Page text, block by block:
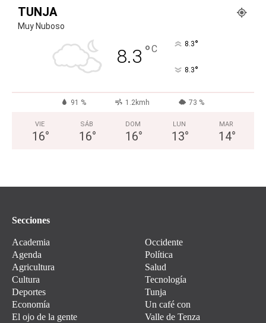
TUNJA
Muy Nuboso
8.3 °C 8.3°
8.3°
91 % 1.2kmh 73 %
VIE
16°
SÁB
16°
DOM
16°
LUN
13°
MAR
14°
Secciones
Academia
Agenda
Agricultura
Cultura
Deportes
Economía
El ojo de la gente
Occidente
Política
Salud
Tecnología
Tunja
Un café con
Valle de Tenza